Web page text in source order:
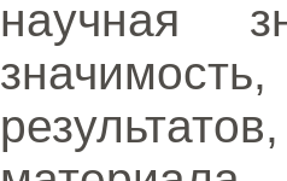
научная